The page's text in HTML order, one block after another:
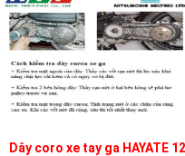
Dây coro xe tay ga HAYATE